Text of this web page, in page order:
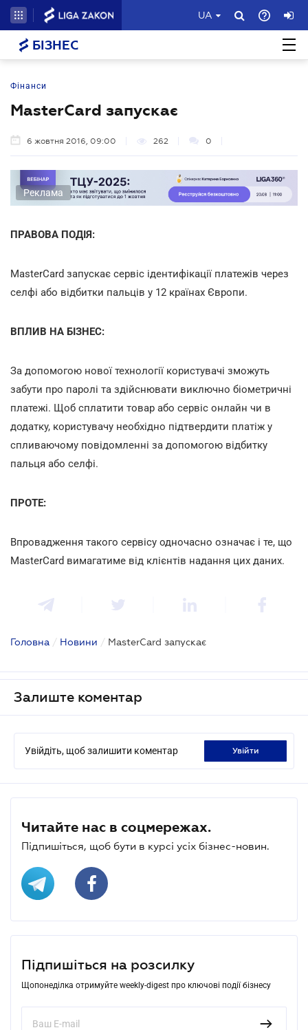
UA
БІЗНЕС
Фінанси
MasterCard запускає
6 жовтня 2016, 09:00 262 0
Реклама
ПРАВОВА ПОДІЯ:
MasterCard запускає сервіс ідентифікації платежів через
селфі або відбитки пальців у 12 країнах Європи.
ВПЛИВ НА БІЗНЕС:
За допомогою нової технології користувачі зможуть
забути про паролі та здійснювати виключно біометричні
платежі. Щоб сплатити товар або сервіс онлайн чи в
додатку, користувачу необхідно підтвердити платіж у
спливаючому повідомленні за допомогою відбитку
пальця або селфі.
ПРОТЕ:
Впровадження такого сервісу одночасно означає і те, що
MasterCard вимагатиме від клієнтів надання цих даних.
Головна / Новини / MasterCard запускає
Залиште коментар
Увійдіть, щоб залишити коментар увійти
Читайте нас в соцмережах.
Підпишіться, щоб бути в курсі усіх бізнес-новин.
Підпишіться на розсилку
Щопонеділка отримуйте weekly-digest про ключові події бізнесу